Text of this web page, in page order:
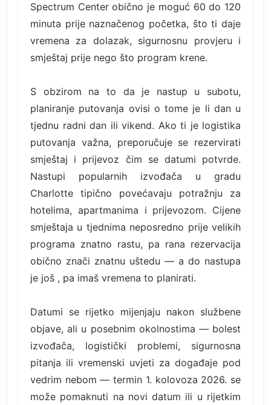
Spectrum Center obično je moguć 60 do 120
minuta prije naznačenog početka, što ti daje
vremena za dolazak, sigurnosnu provjeru i
smještaj prije nego što program krene.
S obzirom na to da je nastup u subotu,
planiranje putovanja ovisi o tome je li dan u
tjednu radni dan ili vikend. Ako ti je logistika
putovanja važna, preporučuje se rezervirati
smještaj i prijevoz čim se datumi potvrde.
Nastupi popularnih izvođača u gradu
Charlotte tipično povećavaju potražnju za
hotelima, apartmanima i prijevozom. Cijene
smještaja u tjednima neposredno prije velikih
programa znatno rastu, pa rana rezervacija
obično znači znatnu uštedu — a do nastupa
je još , pa imaš vremena to planirati.
Datumi se rijetko mijenjaju nakon službene
objave, ali u posebnim okolnostima — bolest
izvođača, logistički problemi, sigurnosna
pitanja ili vremenski uvjeti za događaje pod
vedrim nebom — termin 1. kolovoza 2026. se
može pomaknuti na novi datum ili u rijetkim